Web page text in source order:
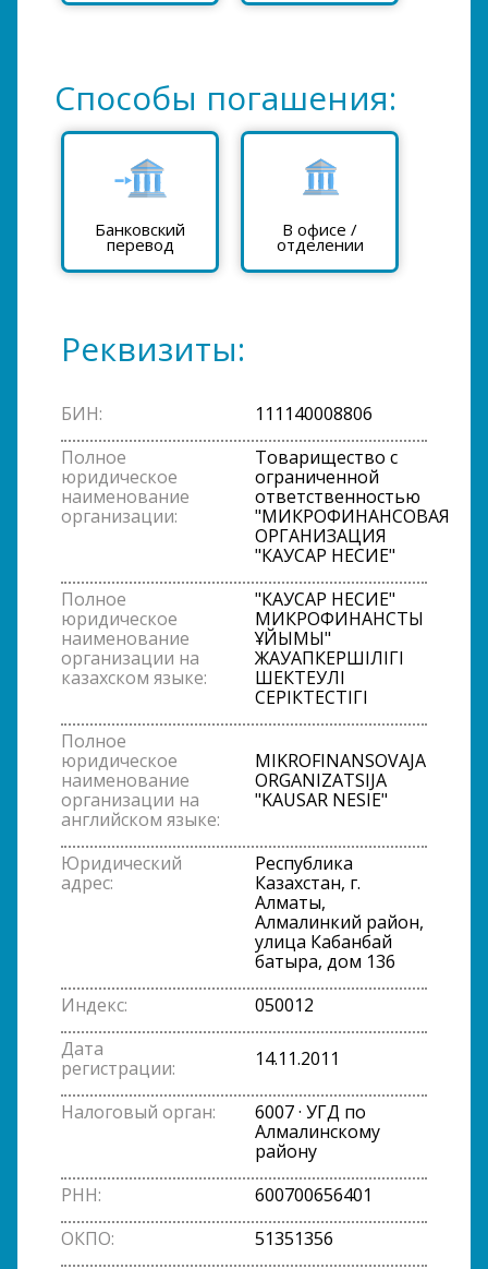
Способы погашения:
Банковский
перевод
В офисе /
отделении
Реквизиты:
БИН:
111140008806
Полное
юридическое
наименование
организации:
Товарищество с
ограниченной
ответственностью
"МИКРОФИНАНСОВАЯ
ОРГАНИЗАЦИЯ
"КАУСАР НЕСИЕ"
Полное
юридическое
наименование
организации на
казахском языке:
"КАУСАР НЕСИЕ"
МИКРОФИНАНСТЫҚ
ҰЙЫМЫ"
ЖАУАПКЕРШІЛІГІ
ШЕКТЕУЛІ
СЕРІКТЕСТІГІ
Полное
юридическое
наименование
организации на
английском языке:
MIKROFINANSOVAJA
ORGANIZATSIJA
"KAUSAR NESIE"
Юридический
адрес:
Республика
Казахстан, г.
Алматы,
Алмалинкий район,
улица Кабанбай
батыра, дом 136
Индекс:
050012
Дата
регистрации:
14.11.2011
Налоговый орган:
6007 · УГД по
Алмалинскому
району
РНН:
600700656401
ОКПО:
51351356